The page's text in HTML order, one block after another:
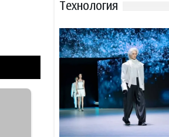
Тexнoлoгия